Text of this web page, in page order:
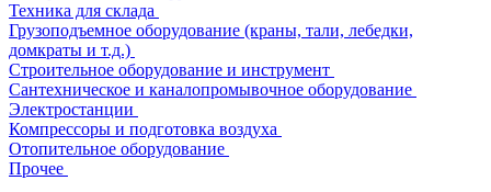
Техника для склада
Грузоподъемное оборудование (краны, тали, лебедки,
домкраты и т.д.)
Строительное оборудование и инструмент
Сантехническое и каналопромывочное оборудование
Электростанции
Компрессоры и подготовка воздуха
Отопительное оборудование
Прочее